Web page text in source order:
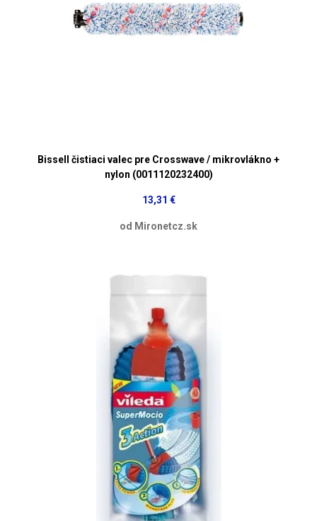
Bissell čistiaci valec pre Crosswave / mikrovlákno +
nylon (0011120232400)
13,31 €
od Mironetcz.sk